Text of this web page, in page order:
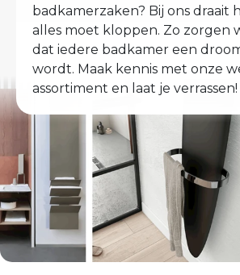
badkamerzaken? Bij ons draait
alles moet kloppen. Zo zorgen
dat iedere badkamer een
wordt. Maak kennis met onze
assortiment en laat je verrassen!